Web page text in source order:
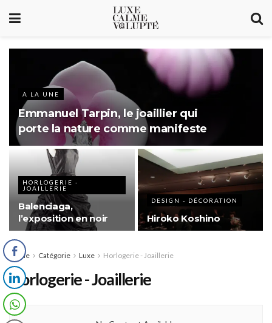
A LA UNE
Emmanuel Tarpin, le joaillier qui
porte la nature comme manifeste
HORLOGERIE -
JOAILLERIE
Balenciaga,
l’exposition en noir
DESIGN - DÉCORATION
Hiroko Koshino
Home Catégorie Luxe Horlogerie - Joaillerie
Horlogerie - Joaillerie